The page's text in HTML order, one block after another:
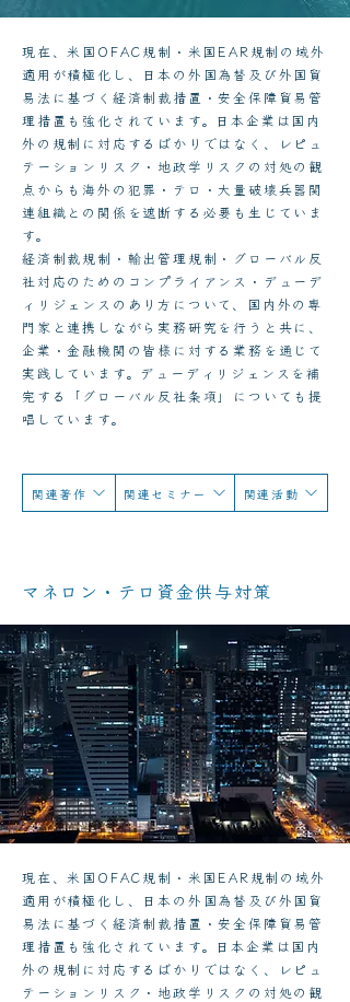
現在、米国OFAC規制・米国EAR規制の域外
適用が積極化し、日本の外国為替及び外国貿
易法に基づく経済制裁措置・安全保障貿易管
理措置も強化されています。日本企業は国内
外の規制に対応するばかりではなく、レピュ
テーションリスク・地政学リスクの対処の観
点からも海外の犯罪・テロ・大量破壊兵器関
連組織との関係を遮断する必要も生じていま
す。
経済制裁規制・輸出管理規制・グローバル反
社対応のためのコンプライアンス・デューデ
ィリジェンスのあり方について、国内外の専
門家と連携しながら実務研究を行うと共に、
企業・金融機関の皆様に対する業務を通じて
実践しています。デューディリジェンスを補
完する「グローバル反社条項」についても提
唱しています。
関連セミナー
関連著作 関連活動
マネロン・テロ資金供与対策
現在、米国OFAC規制・米国EAR規制の域外
適用が積極化し、日本の外国為替及び外国貿
易法に基づく経済制裁措置・安全保障貿易管
理措置も強化されています。日本企業は国内
外の規制に対応するばかりではなく、レピュ
テーションリスク・地政学リスクの対処の観